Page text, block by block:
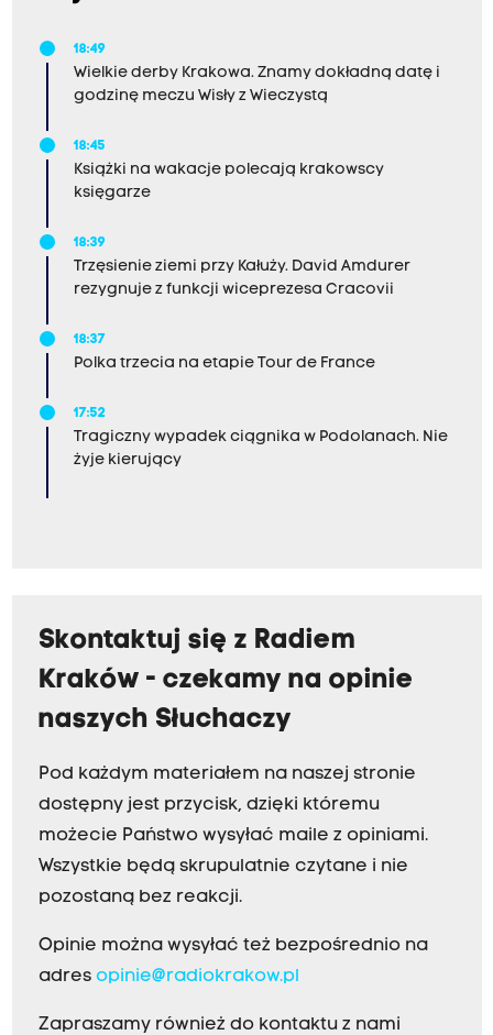
18:49
Wielkie derby Krakowa. Znamy dokładną datę i
godzinę meczu Wisły z Wieczystą
18:45
Książki na wakacje polecają krakowscy
księgarze
18:39
Trzęsienie ziemi przy Kałuży. David Amdurer
rezygnuje z funkcji wiceprezesa Cracovii
18:37
Polka trzecia na etapie Tour de France
17:52
Tragiczny wypadek ciągnika w Podolanach. Nie
żyje kierujący
Skontaktuj się z Radiem
Kraków - czekamy na opinie
naszych Słuchaczy
Pod każdym materiałem na naszej stronie
dostępny jest przycisk, dzięki któremu
możecie Państwo wysyłać maile z opiniami.
Wszystkie będą skrupulatnie czytane i nie
pozostaną bez reakcji.
Opinie można wysyłać też bezpośrednio na
adres opinie@radiokrakow.pl
Zapraszamy również do kontaktu z nami